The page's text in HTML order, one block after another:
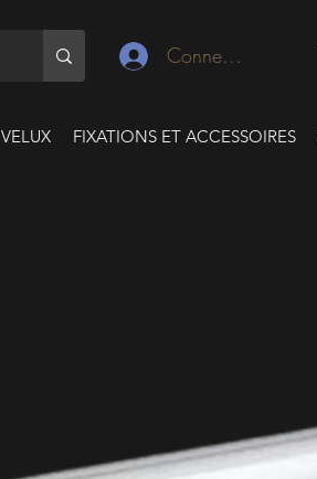
Connexion
VELUX FIXATIONS ET ACCESSOIRES